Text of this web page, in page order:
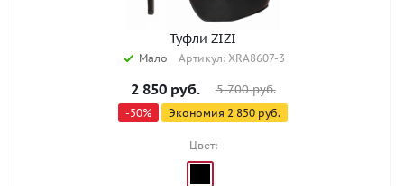
Туфли ZIZI
Мало Артикул: XRA8607-3
2 850руб. 5 700руб.
-50% Экономия 2 850 руб.
Цвет: